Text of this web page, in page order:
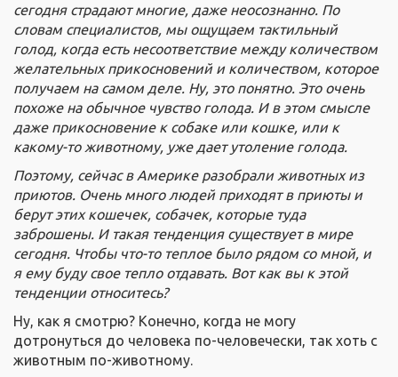
сегодня страдают многие, даже неосознанно. По
словам специалистов, мы ощущаем тактильный
голод, когда есть несоответствие между количеством
желательных прикосновений и количеством, которое
получаем на самом деле. Ну, это понятно. Это очень
похоже на обычное чувство голода. И в этом смысле
даже прикосновение к собаке или кошке, или к
какому-то животному, уже дает утоление голода.
Поэтому, сейчас в Америке разобрали животных из
приютов. Очень много людей приходят в приюты и
берут этих кошечек, собачек, которые туда
заброшены. И такая тенденция существует в мире
сегодня. Чтобы что-то теплое было рядом со мной, и
я ему буду свое тепло отдавать. Вот как вы к этой
тенденции относитесь?
Ну, как я смотрю? Конечно, когда не могу
дотронуться до человека по-человечески, так хоть с
животным по-животному.